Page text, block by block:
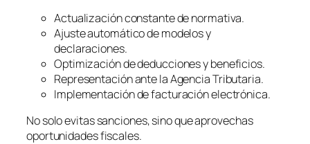
Actualización constante de normativa.
Ajuste automático de modelos y
declaraciones.
Optimización de deducciones y beneficios.
Representación ante la Agencia Tributaria.
Implementación de facturación electrónica.
No solo evitas sanciones, sino que aprovechas
oportunidades fiscales.